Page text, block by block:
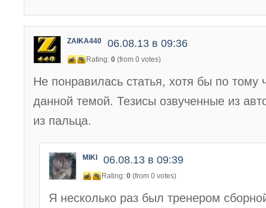
ZAIKA440 06.08.13 в 09:36
Rating: 0 (from 0 votes)
Не понравилась статья, хотя бы по тому
данной темой. Тезисы озвученные из
из пальца.
MIKI 06.08.13 в 09:39
Rating: 0 (from 0 votes)
Я несколько раз был тренером